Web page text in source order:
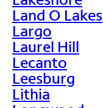
Land O Lakes
Largo
Laurel Hill
Lecanto
Leesburg
Lithia